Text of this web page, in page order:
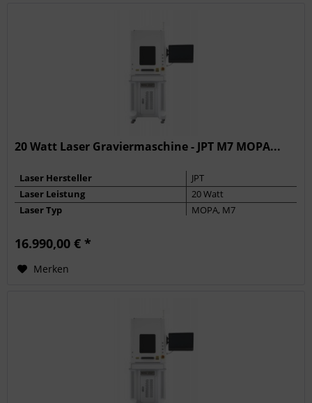
20 Watt Laser Graviermaschine - JPT M7 MOPA...
Laser Hersteller
JPT
Laser Leistung
20 Watt
Laser Typ
MOPA, M7
Pulsbreite
16.990,00 € *
Merken